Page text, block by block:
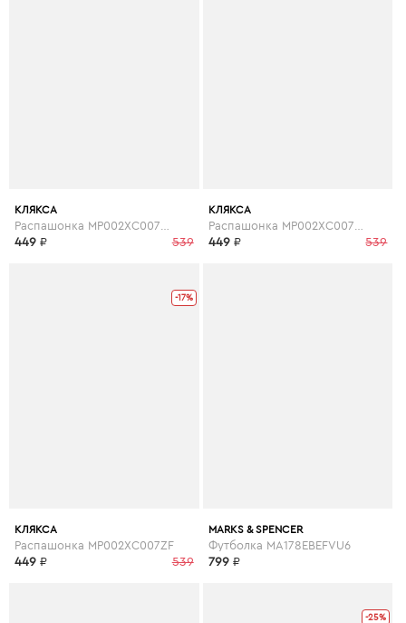
КЛЯКСА
539
449 ₽
КЛЯКСА
539
449 ₽
-17%
КЛЯКСА
Распашонка MP002XC007ZF
539
449 ₽
MARKS & SPENCER
Футболка MA178EBEFVU6
799 ₽
-25%